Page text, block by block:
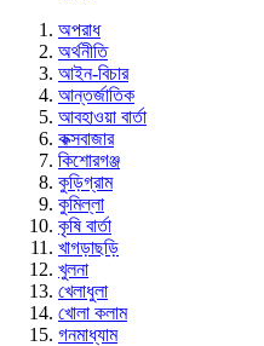
অপরাধ
অর্থনীতি
আইন-বিচার
আন্তর্জাতিক
আবহাওয়া বার্তা
কক্সবাজার
কিশোরগঞ্জ
কুড়িগ্রাম
কুমিল্লা
কৃষি বার্তা
খাগড়াছড়ি
খুলনা
খেলাধুলা
খোলা কলাম
গনমাধ্যাম